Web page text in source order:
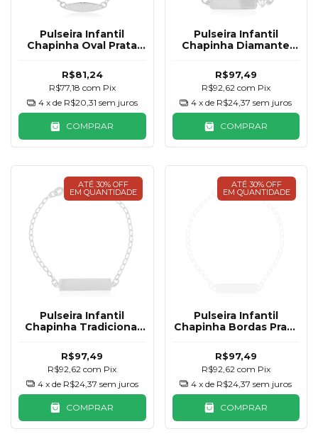
Pulseira Infantil
Chapinha Oval Prata
R$81,24
R$77,18 com Pix
4 x de R$20,31 sem juros
COMPRAR
Pulseira Infantil
Chapinha Diamante
R$97,49
R$92,62 com Pix
4 x de R$24,37 sem juros
COMPRAR
ATÉ 30% OFF
EM QUANTIDADE
Pulseira Infantil
Chapinha Tradicional
R$97,49
R$92,62com Pix
4 x de R$24,37 sem juros
COMPRAR
ATÉ 30% OFF
EM QUANTIDADE
Pulseira Infantil
Chapinha Bordas Prata
R$97,49
R$92,62 com Pix
4 x de R$24,37 sem juros
COMPRAR